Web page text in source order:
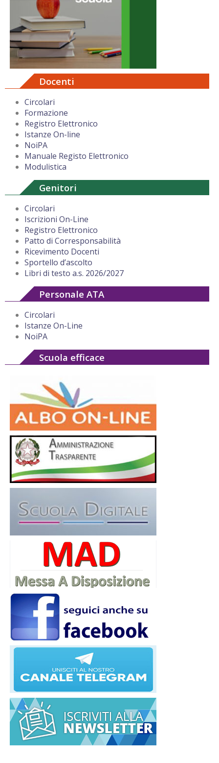
Docenti
Circolari
Formazione
Registro Elettronico
Istanze On-line
NoiPA
Manuale Registo Elettronico
Modulistica
Genitori
Circolari
Iscrizioni On-Line
Registro Elettronico
Patto di Corresponsabilità
Ricevimento Docenti
Sportello d’ascolto
Libri di testo a.s. 2026/2027
Personale ATA
Circolari
Istanze On-Line
NoiPA
Scuola efficace